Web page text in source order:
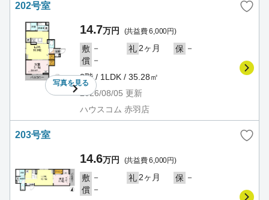
202号室
写真を見る
14.7万円 (共益費 6,000円)
敷 － 礼 2ヶ月 保 －
償 －
2階 / 1LDK / 35.28㎡
2026/08/05 更新
ハウスコム 赤羽店
203号室
14.6万円 (共益費 6,000円)
敷 － 礼 2ヶ月 保 －
償 －